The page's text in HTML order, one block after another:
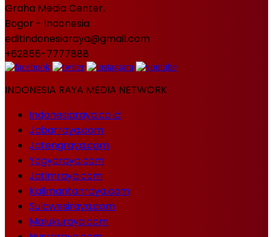
Graha Media Center,
Bogor - Indonesia
editindonesiaraya@gmail.com
+62855-7777888
INDONESIA RAYA MEDIA NETWORK
Indonesiaraya.co.id
Jabarraya.com
Jatengraya.com
Yogyaraya.com
Jatimraya.com
Kalimantanraya.com
Sulawesiraya.com
Malukuraya.com